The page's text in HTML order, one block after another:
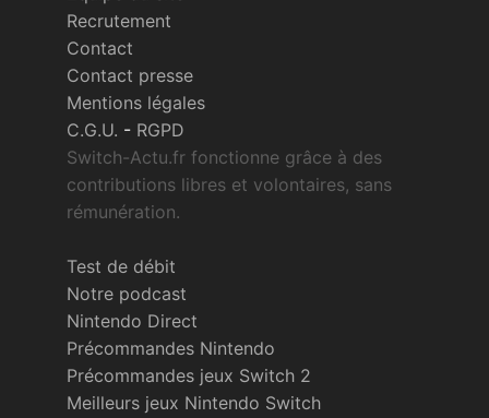
Recrutement
Contact
Contact presse
Mentions légales
C.G.U. - RGPD
Switch-Actu.fr fonctionne grâce à des
contributions libres et volontaires, sans
rémunération.
Test de débit
Notre podcast
Nintendo Direct
Précommandes Nintendo
Précommandes jeux Switch 2
Meilleurs jeux Nintendo Switch